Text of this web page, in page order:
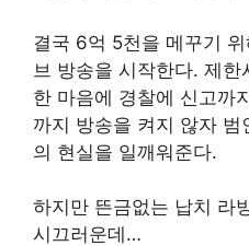
결국 6억 5천을 메꾸기
브 방송을 시작한다. 제
한 마음에 경찰에 신고까
까지 방송을 켜지 않자
의 현실을 일깨워준다.
하지만 뜬금없는 납치 라
시끄러운데…